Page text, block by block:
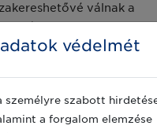
válnak a
termékek kerülhetnek.
járó
védelmét
személyre szabott
a forgalom elemzése